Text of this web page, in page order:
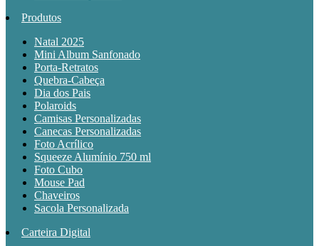
Produtos
Natal 2025
Mini Album Sanfonado
Porta-Retratos
Quebra-Cabeça
Dia dos Pais
Polaroids
Camisas Personalizadas
Canecas Personalizadas
Foto Acrílico
Squeeze Alumínio 750 ml
Foto Cubo
Mouse Pad
Chaveiros
Sacola Personalizada
Carteira Digital